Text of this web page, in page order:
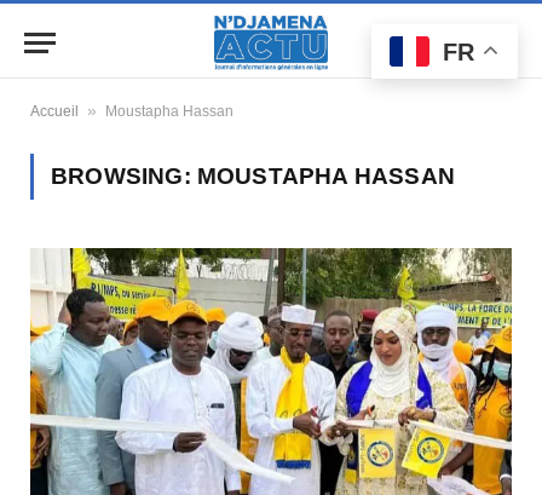
Accueil » Moustapha Hassan
BROWSING: MOUSTAPHA HASSAN
FR